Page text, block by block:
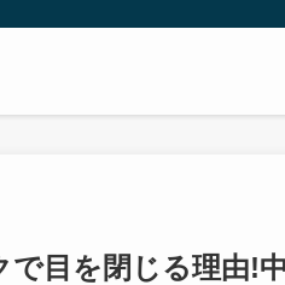
目を閉じる理由!